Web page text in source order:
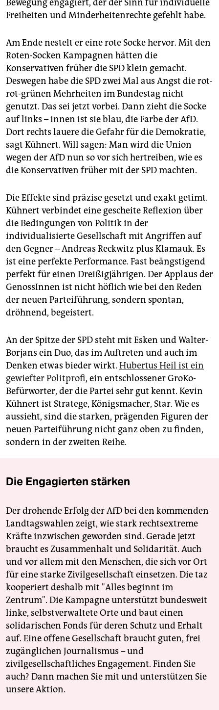
Bewegung engagiert, der der Sinn für individuelle
Freiheiten und Minderheitenrechte gefehlt habe.
Am Ende nestelt er eine rote Socke hervor. Mit den
Roten-Socken Kampagnen hätten die
Konservativen früher die SPD klein gemacht.
Deswegen habe die SPD zwei Mal aus Angst die rot-
rot-grünen Mehrheiten im Bundestag nicht
genutzt. Das sei jetzt vorbei. Dann zieht die Socke
auf links – innen ist sie blau, die Farbe der AfD.
Dort rechts lauere die Gefahr für die Demokratie,
sagt Kühnert. Will sagen: Man wird die Union
wegen der AfD nun so vor sich hertreiben, wie es
die Konservativen früher mit der SPD machten.
Die Effekte sind präzise gesetzt und exakt getimt.
Kühnert verbindet eine gescheite Reflexion über
die Bedingungen von Politik in der
individualisierte Gesellschaft mit Angriffen auf
den Gegner – Andreas Reckwitz plus Klamauk. Es
ist eine perfekte Performance. Fast beängstigend
perfekt für einen Dreißigjährigen. Der Applaus der
GenossInnen ist nicht höflich wie bei den Reden
der neuen Parteiführung, sondern spontan,
dröhnend, begeistert.
An der Spitze der SPD steht mit Esken und Walter-
Borjans ein Duo, das im Auftreten und auch im
Denken etwas bieder wirkt. Hubertus Heil ist ein
gewiefter Politprofi, ein entschlossener GroKo-
Befürworter, der die Partei sehr gut kennt. Kevin
Kühnert ist Stratege, Königsmacher, Star. Wie es
aussieht, sind die starken, prägenden Figuren der
neuen Parteiführung nicht ganz oben zu finden,
sondern in der zweiten Reihe.
Die Engagierten stärken
Der drohende Erfolg der AfD bei den kommenden
Landtagswahlen zeigt, wie stark rechtsextreme
Kräfte inzwischen geworden sind. Gerade jetzt
braucht es Zusammenhalt und Solidarität. Auch
und vor allem mit den Menschen, die sich vor Ort
für eine starke Zivilgesellschaft einsetzen. Die taz
kooperiert deshalb mit "Alles beginnt im
Zentrum". Die Kampagne unterstützt bundesweit
linke, selbstverwaltete Orte und baut einen
solidarischen Fonds für deren Schutz und Erhalt
auf. Eine offene Gesellschaft braucht guten, frei
zugänglichen Journalismus – und
zivilgesellschaftliches Engagement. Finden Sie
auch? Dann machen Sie mit und unterstützen Sie
unsere Aktion.